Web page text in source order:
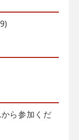
ら参加くだ